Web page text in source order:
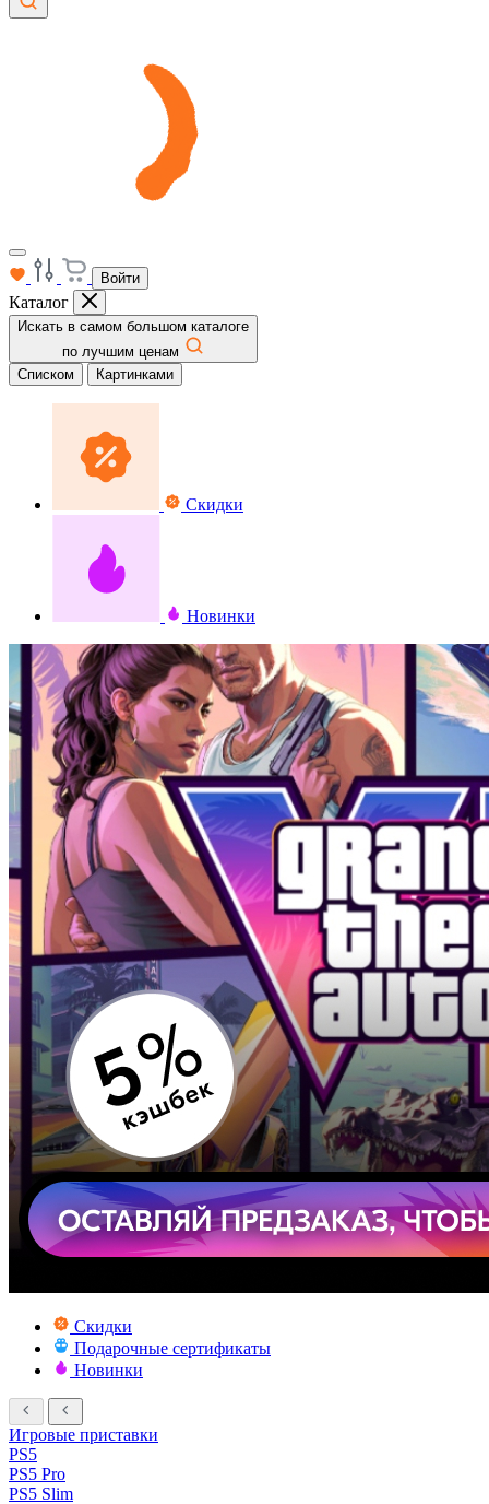
Войти
Каталог
Искать в самом большом каталоге
по лучшим ценам
Списком
Картинками
Скидки
Новинки
Скидки
Подарочные сертификаты
Новинки
Игровые приставки
PS5
PS5 Pro
PS5 Slim